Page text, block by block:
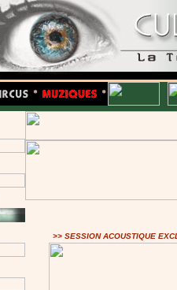
>> SESSION ACOUSTIQUE